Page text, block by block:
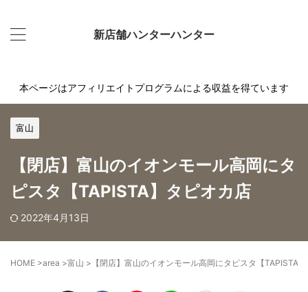
新店舗ハンターハンター
本ページはアフィリエイトプログラムによる収益を得ています
富山
【閉店】富山のイオンモール高岡にタ
ピスタ【TAPISTA】タピオカ店
2022年4月13日
HOME >area >富山 > 【閉店】富山のイオンモール高岡にタピスタ【TAPISTA